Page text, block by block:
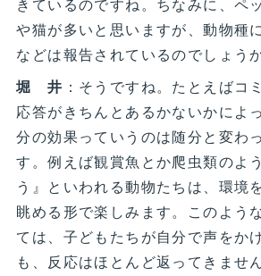
きているのですね。ちなみに、ペ
や猫が多いと思いますが、動物種
などは報告されているのでしょうか
堀 井 ：そうですね。たとえばコ
応答がきちんとあるかないかによ
分の効果っていうのは随分と変わ
す。例えば観賞魚とか爬虫類のよ
う』といわれる動物たちは、環境
眺める形で楽しみます。このよう
ては、子どもたちが自分で声をか
も、反応はほとんど返ってきませ